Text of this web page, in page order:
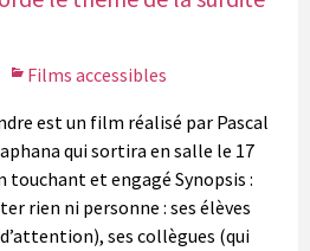
Films accessibles
est un film réalisé par Pascal
qui sortira en salle le 17
touchant et engagé Synopsis :
rien ni personne : ses élèves
ses collègues (qui